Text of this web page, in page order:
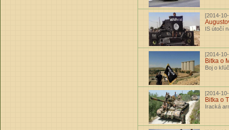
[2014-
IS útočí
[2014-
Bitka o
Boj o
[2014-
Bitka o
Iracká